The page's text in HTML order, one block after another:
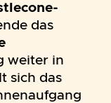
das
weiter in
sich das